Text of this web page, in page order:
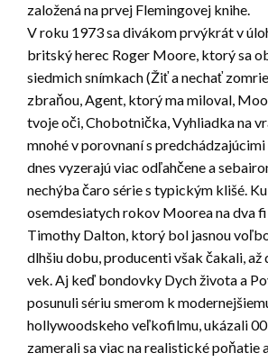
založená na prvej Flemingovej knihe.
V roku 1973 sa divákom prvýkrát v
britský herec Roger Moore, ktorý sa
siedmich snímkach (Žiť a nechať
zbraňou, Agent, ktorý ma miloval,
tvoje oči, Chobotnička, Vyhliadka na
mnohé v porovnaní s
dnes vyzerajú viac odľahčene a
nechýba čaro série s typickým klišé.
osemdesiatych rokov Moorea na dva
Timothy Dalton, ktorý bol jasnou
dlhšiu dobu, producenti však čakali, až
vek. Aj keď bondovky Dych života a
posunuli sériu smerom k
hollywoodskeho veľkofilmu, ukázali
zamerali sa viac na realistické poňatie